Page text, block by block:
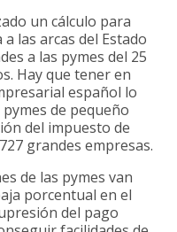
un cálculo para
las arcas del Estado
a las pymes del 25
Hay que tener en
español lo
de pequeño
del impuesto de
grandes empresas.
de las pymes van
porcentual en el
del pago